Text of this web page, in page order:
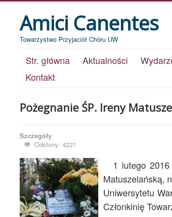
Amici Canentes
Towarzystwo Przyjaciół Chóru UW
Str. główna Aktualności
Kontakt
Pożegnanie ŚP. Ireny
Szczegóły
Odsłony: 4221
1 lutego
Matuszelańską,
Uniwersytetu
Członkinię